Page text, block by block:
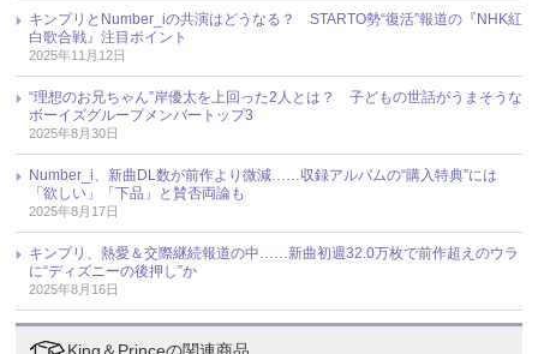
キンプリとNumber_iの共演はどうなる？ STARTO勢“復活”報道の『NHK紅
白歌合戦』注目ポイント
2025年11月12日
“理想のお兄ちゃん”岸優太を上回った2人とは？ 子どもの世話がうまそうな
ボーイズグループメンバートップ3
2025年8月30日
Number_i、新曲DL数が前作より微減……収録アルバムの“購入特典”には
「欲しい」「下品」と賛否両論も
2025年8月17日
キンプリ、熱愛＆交際継続報道の中……新曲初週32.0万枚で前作超えのウラ
に“ディズニーの後押し”か
2025年8月16日